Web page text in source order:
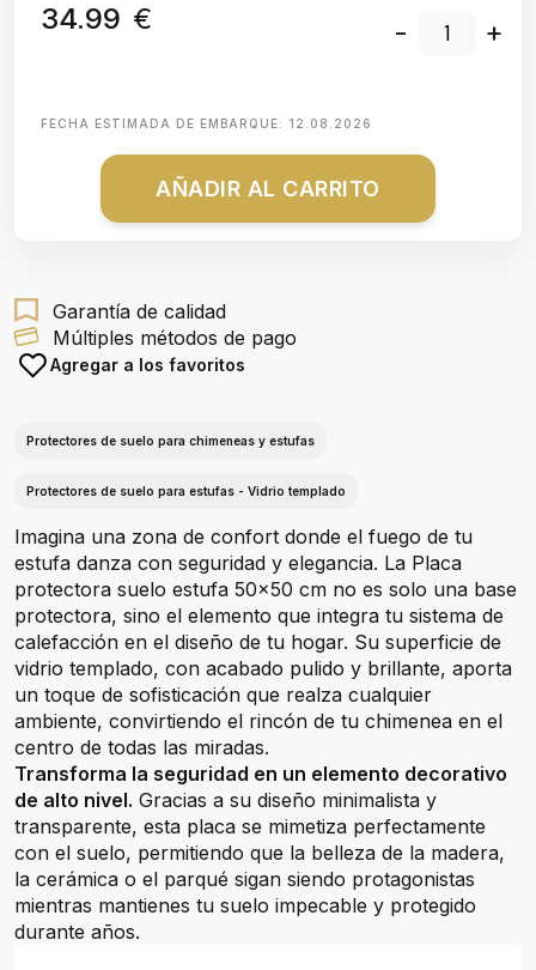
34.99 € - +
FECHA ESTIMADA DE EMBARQUE: 12.08.2026
AÑADIR AL CARRITO
Garantía de calidad
Múltiples métodos de pago
Agregar a los favoritos
Protectores de suelo para chimeneas y estufas
Protectores de suelo para estufas - Vidrio templado
Imagina una zona de confort donde el fuego de tu
estufa danza con seguridad y elegancia. La Placa
protectora suelo estufa 50x50 cm no es solo una base
protectora, sino el elemento que integra tu sistema de
calefacción en el diseño de tu hogar. Su superficie de
vidrio templado, con acabado pulido y brillante, aporta
un toque de sofisticación que realza cualquier
ambiente, convirtiendo el rincón de tu chimenea en el
centro de todas las miradas.
Transforma la seguridad en un elemento decorativo
de alto nivel. Gracias a su diseño minimalista y
transparente, esta placa se mimetiza perfectamente
con el suelo, permitiendo que la belleza de la madera,
la cerámica o el parqué sigan siendo protagonistas
mientras mantienes tu suelo impecable y protegido
durante años.